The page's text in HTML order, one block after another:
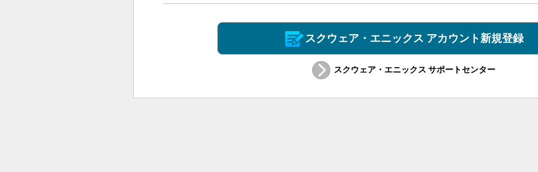
スクウェア・エニックス アカウント新規登録
スクウェア・エニックス サポートセンター